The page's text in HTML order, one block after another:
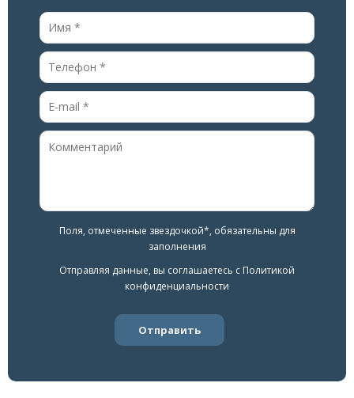
Поля, отмеченные звездочкой*, обязательны для
заполнения
Отправляя данные, вы соглашаетесь с Политикой
конфиденциальности